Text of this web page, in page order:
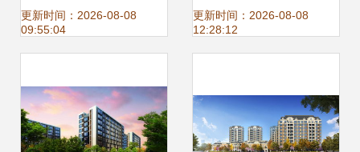
仪楼盘
更新时间：2026-08-08
09:55:04
房地产转型与发展
更新时间：2026-08-08
12:28:12